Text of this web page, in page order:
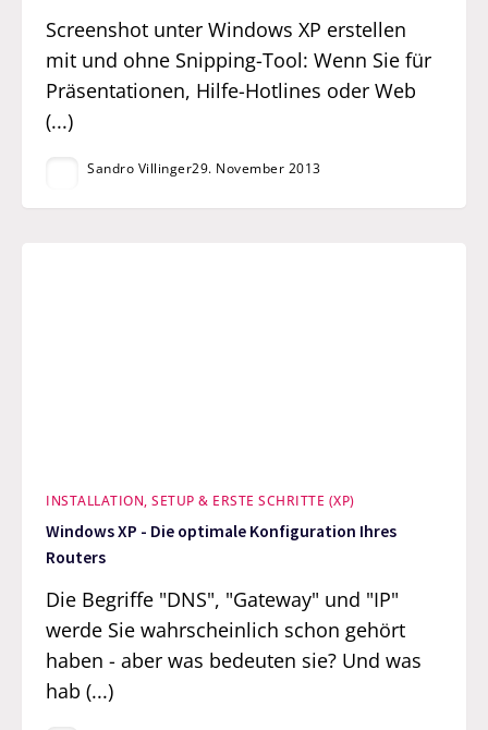
Screenshot unter Windows XP erstellen
mit und ohne Snipping-Tool: Wenn Sie für
Präsentationen, Hilfe-Hotlines oder Web
(...)
Sandro Villinger29. November 2013
INSTALLATION, SETUP & ERSTE SCHRITTE (XP)
Windows XP - Die optimale Konfiguration Ihres
Routers
Die Begriffe "DNS", "Gateway" und "IP"
werde Sie wahrscheinlich schon gehört
haben - aber was bedeuten sie? Und was
hab (...)